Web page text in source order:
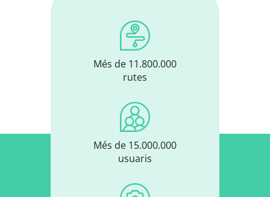
Més de 11.800.000
rutes
Més de 15.000.000
usuaris